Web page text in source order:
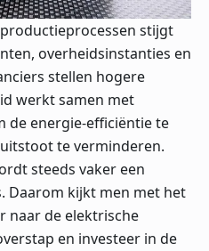
stijgt
overheidsinstanties en
stellen hogere
werkt samen met
de energie-efficiëntie te
te verminderen.
steeds vaker een
Daarom kijkt men met het
naar de elektrische
en investeer in de